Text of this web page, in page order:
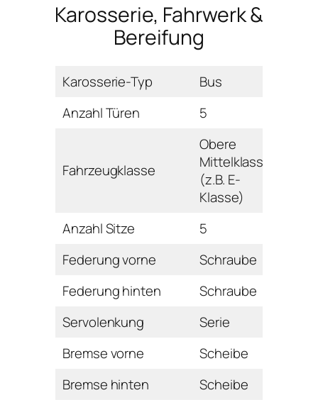
Karosserie, Fahrwerk &
Bereifung
Karosserie-Typ
Bus
Anzahl Türen
5
Fahrzeugklasse
Obere
Mittelklasse
(z.B. E-
Klasse)
Anzahl Sitze
5
Federung vorne
Schraube
Federung hinten
Schraube
Servolenkung
Serie
Bremse vorne
Scheibe
Bremse hinten
Scheibe